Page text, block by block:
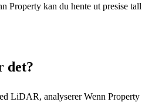
Property kan du hente ut presise tall
det?
LiDAR, analyserer Wenn Property